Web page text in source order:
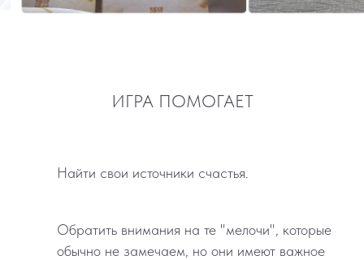
ИГРА ПОМОГАЕТ
Найти свои источники счастья.
Обратить внимания на те "мелочи", которые
обычно не замечаем, но они имеют важное